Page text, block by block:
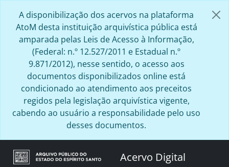
A disponibilização dos acervos na plataforma
AtoM desta instituição arquivística pública está
amparada pelas Leis de Acesso à Informação,
(Federal: n.º 12.527/2011 e Estadual n.º
9.871/2012), nesse sentido, o acesso aos
documentos disponibilizados online está
condicionado ao atendimento aos preceitos
regidos pela legislação arquivística vigente,
cabendo ao usuário a responsabilidade pelo uso
desses documentos.
Acervo Digital